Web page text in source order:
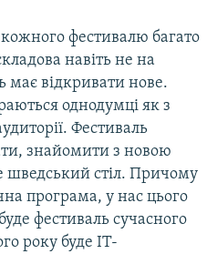
фестивалю багато
навіть не на
має відкривати нове.
однодумці як з
Фестиваль
знайомити з новою
шведський стіл. Причому
програма, у нас цього
фестиваль сучасного
року буде IT-